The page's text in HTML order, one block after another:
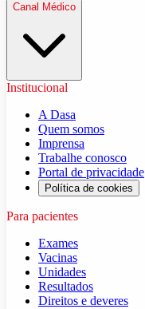
Canal Médico
Institucional
A Dasa
Quem somos
Imprensa
Trabalhe conosco
Portal de privacidade
Política de cookies
Para pacientes
Exames
Vacinas
Unidades
Resultados
Direitos e deveres